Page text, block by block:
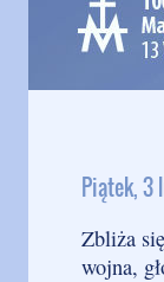
Piątek, 3
Zbliża
wojna,